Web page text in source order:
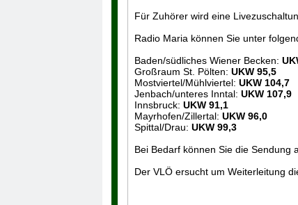
Für Zuhörer wird eine
Radio Maria können Sie unter
Baden/südliches Wiener Becken:
Großraum St. Pölten: UKW 95,5
Mostviertel/Mühlviertel: UKW 104,7
Jenbach/unteres Inntal: UKW 107,9
Innsbruck: UKW 91,1
Mayrhofen/Zillertal: UKW 96,0
Spittal/Drau: UKW 99,3
Bei Bedarf können Sie die Sendung
Der VLÖ ersucht um Weiterleitung